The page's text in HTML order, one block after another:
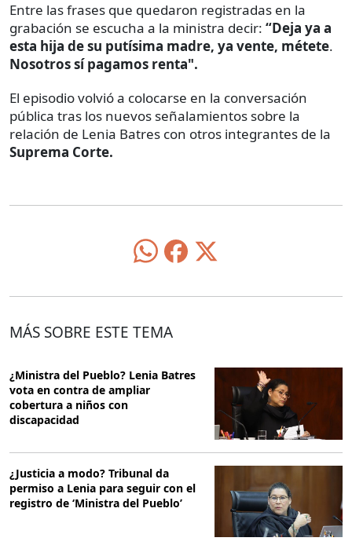
Entre las frases que quedaron registradas en la
grabación se escucha a la ministra decir: “Deja ya a
esta hija de su putísima madre, ya vente, métete.
Nosotros sí pagamos renta".
El episodio volvió a colocarse en la conversación
pública tras los nuevos señalamientos sobre la
relación de Lenia Batres con otros integrantes de la
Suprema Corte.
MÁS SOBRE ESTE TEMA
¿Ministra del Pueblo? Lenia Batres
vota en contra de ampliar
cobertura a niños con
discapacidad
¿Justicia a modo? Tribunal da
permiso a Lenia para seguir con el
registro de ‘Ministra del Pueblo’